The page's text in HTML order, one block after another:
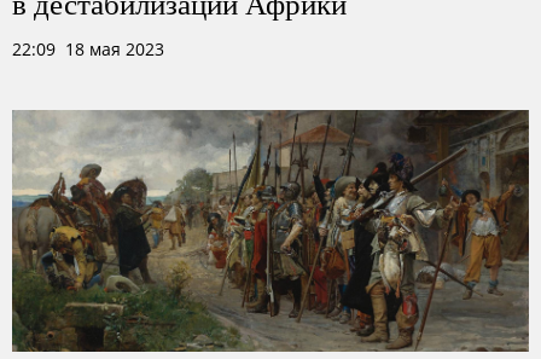
22:09 18 мая 2023